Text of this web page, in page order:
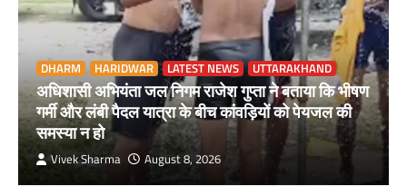
DHARM HARIDWAR LATEST NEWS UTTARAKHAND
अधिशासी अभियंता जल निगम राजेश गुप्ता ने बताया कि भीषण
गर्मी और लंबी पैदल यात्रा के बीच कांवड़ियों को पेयजल की
समस्या न हो
Vivek Sharma August 8, 2026